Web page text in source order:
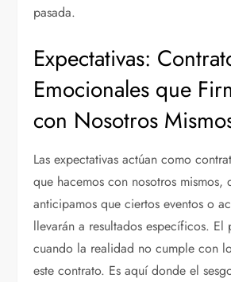
pasada.
Expectativas:
Emocionales que
con Nosotros
Las expectativas actúan como
que hacemos con nosotros mismos,
anticipamos que ciertos eventos o
llevarán a resultados específicos. El
cuando la realidad no cumple con
este contrato. Es aquí donde el